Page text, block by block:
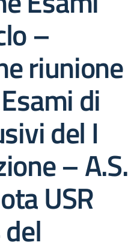
–
riunione
di
del I
– A.S.
USR